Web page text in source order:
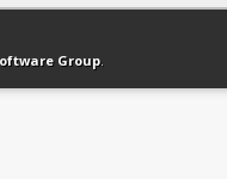
haut Version bas-débit
Group.